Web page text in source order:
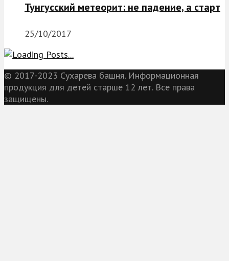
Тунгусский метеорит: не падение, а старт
25/10/2017
© 2017-2023 Сухарева башня. Информационная
продукция для детей старше 12 лет. Все права
защищены.